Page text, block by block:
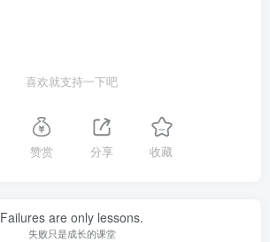
喜欢就支持一下吧
赞赏 分享 收藏
Failures are only lessons.
失败只是成长的课堂